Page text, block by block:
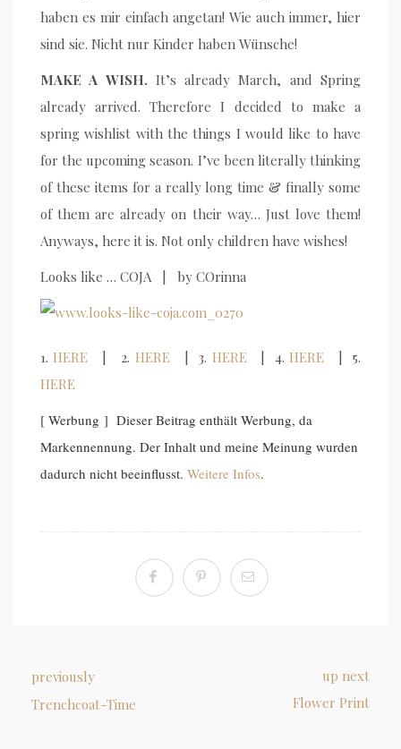
haben es mir einfach angetan! Wie auch immer, hier
sind sie. Nicht nur Kinder haben Wünsche!
MAKE A WISH. It’s already March, and Spring
already arrived. Therefore I decided to make a
spring wishlist with the things I would like to have
for the upcoming season. I’ve been literally thinking
of these items for a really long time & finally some
of them are already on their way… Just love them!
Anyways, here it is. Not only children have wishes!
Looks like … COJA | by COrinna
1.HERE | 2. HERE| 3. HERE| 4.HERE | 5.
HERE
[ Werbung ] Dieser Beitrag enthält Werbung, da
Markennennung. Der Inhalt und meine Meinung wurden
dadurch nicht beeinflusst. Weitere Infos.
previously
Trenchcoat-Time
up next
Flower Print